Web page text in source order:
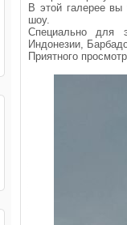
В этой галерее вы
шоу.
Специально для
Индонезии,
Приятного